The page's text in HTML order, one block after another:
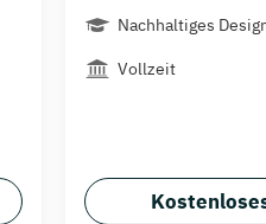
Nachhaltiges
Vollzeit